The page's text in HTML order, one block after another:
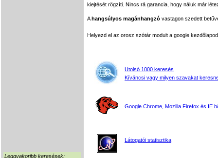
Leggyakoribb keresések:
kiejtését rögzíti. Nincs rá garancia, hogy náluk már
Ahangsúlyos magánhangzó vastagon szedett
Helyezd el az orosz szótár modult a google
Utolsó 1000 keresés
Kíváncsi vagy milyen szavakat
Google Chrome, Mozilla Firefox és IE
Látogatói statisztika